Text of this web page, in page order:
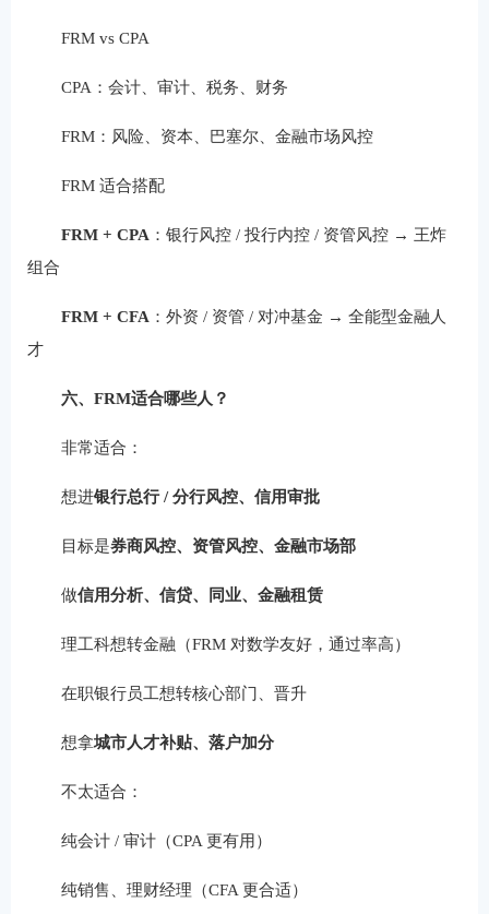
FRM vs CPA
CPA：会计、审计、税务、财务
FRM：风险、资本、巴塞尔、金融市场风控
FRM 适合搭配
FRM + CPA ：银行风控 / 投行内控 / 资管风控 → 王炸
组合
FRM + CFA ：外资 / 资管 / 对冲基金 → 全能型金融人
才
六、FRM适合哪些人？
非常适合：
想进银行总行 / 分行风控、信用审批
目标是券商风控、资管风控、金融市场部
做信用分析、信贷、同业、金融租赁
理工科想转金融（FRM 对数学友好，通过率高）
在职银行员工想转核心部门、晋升
想拿城市人才补贴、落户加分
不太适合：
纯会计 / 审计（CPA 更有用）
纯销售、理财经理（CFA 更合适）